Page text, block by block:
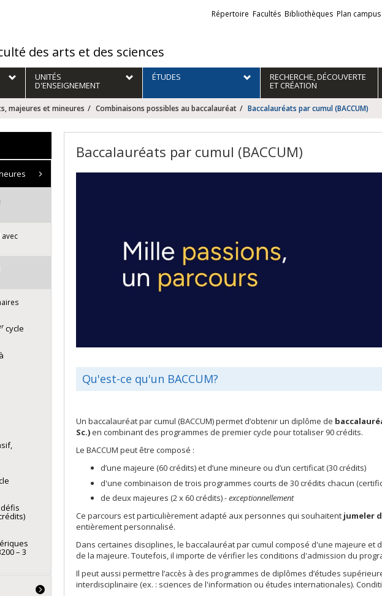
des arts et des sciences
Liens
externes
Répertoire Facultés Bibliothèques Plan campus
UNITÉS
D'ENSEIGNEMENT
ÉTUDES RECHERCHE, DÉCOUVERTE
ET CRÉATION
majeures et mineures Combinaisons possibles au baccalauréat Baccalauréats par cumul (BACCUM)
Baccalauréats par cumul (BACCUM)
Qu'est-ce qu'un BACCUM?
Un baccalauréat par cumul (BACCUM) permet d’obtenir un diplôme de
Sc.)en combinant des programmes de premier cycle pour totaliser 90 crédits.
Le BACCUM peut être composé :
d’une majeure (60 crédits) et d’une mineure ou d’un certificat (30 crédits)
d'une combinaison de trois programmes courts de 30 crédits chacun
de deux majeures (2 x 60 crédits)- exceptionnellement
Ce parcours est particulièrement adapté aux personnes qui souhaitent jumeler
entièrement personnalisé.
Dans certaines disciplines, le baccalauréat par cumul composé d'une majeure et
de la majeure. Toutefois, il importe de vérifier les conditions d'admission du
Il peut aussi permettre l’accès à des programmes de diplômes d’études
interdisciplinaire (ex. : sciences de l'information ou études internationales).
cycle
– 3